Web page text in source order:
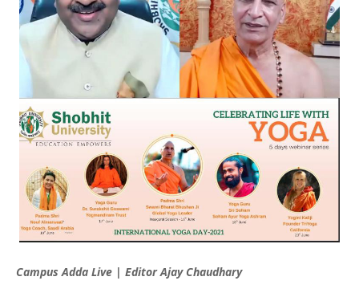
Campus Adda Live | Editor Ajay Chaudhary